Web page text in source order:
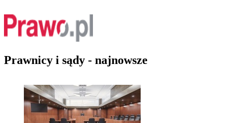
Prawnicy i sądy - najnowsze